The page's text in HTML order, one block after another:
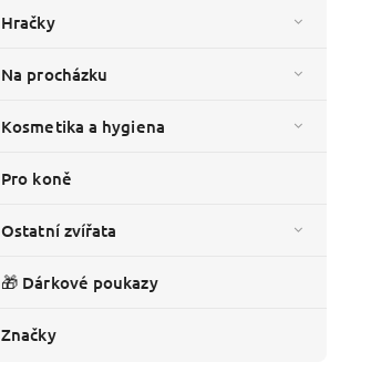
Hračky
Na procházku
Kosmetika a hygiena
Pro koně
Ostatní zvířata
🎁 Dárkové poukazy
Značky